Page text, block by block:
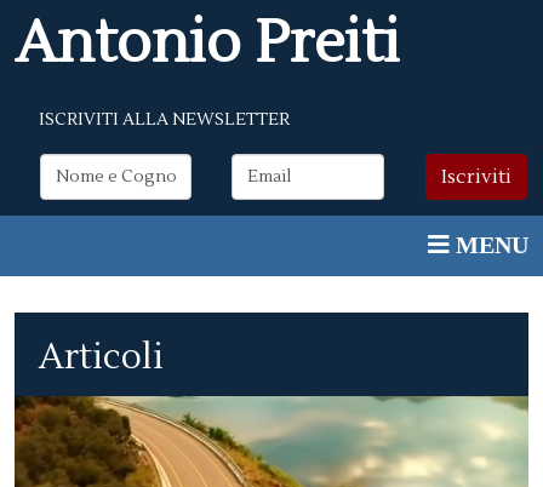
Antonio Preiti
ISCRIVITI ALLA NEWSLETTER
Articoli